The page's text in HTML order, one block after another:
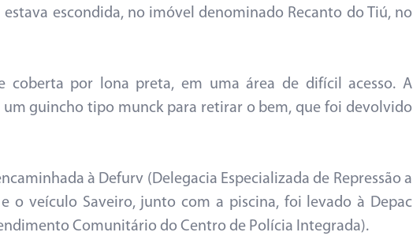
escondida, no imóvel denominado Recanto do Tiú, no
coberta por lona preta, em uma área de difícil acesso. A
guincho tipo munck para retirar o bem, que foi devolvido
à Defurv (Delegacia Especializada de Repressão a
e o veículo Saveiro, junto com a piscina, foi levado à Depac
Comunitário do Centro de Polícia Integrada).